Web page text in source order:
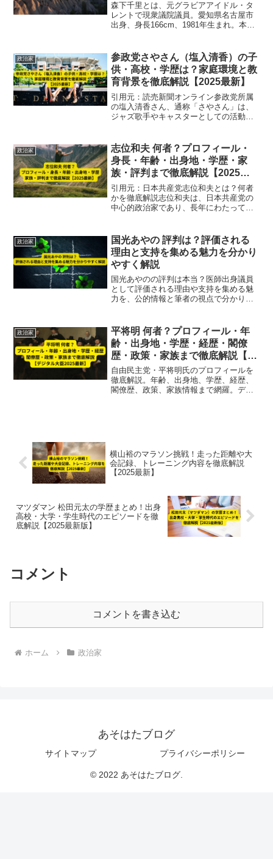
森下千里とは、元グラビアアイドル・タ
レントで現衆議院議員。愛知県名古屋市
出身、身長166cm、1981年生まれ。本名
説した【2025最新】人物ガイド。
政治家
参政党さやさん（塩入清香）の子
供・高校・学歴は？家庭環境と教
育背景を徹底解説【2025最新】
引用元：読売新聞オンライン参政党所属
の塩入清香さん、通称「さやさん」は、
ジャズ歌手やキャスターとしての活動を
校・学歴」に関する情報が特に関心を集
めています。ここでは...
政治家
志位和夫 何者？プロフィール・
身長・年齢・出身地・学歴・家
族・評判まで徹底解説【2025最
新】
引用元：日本共産党志位和夫とは？何者
かを徹底解説志位和夫は、日本共産党の
中心的政治家であり、長年にわたって党
（現・四街道市）出身。衆議院議員とし
て11期を務め、...
政治家
国光あやの 評判は？評価される
理由と支持を集める魅力を分かり
やすく解説
国光あやのの評判は本当？医師出身議員
として評価される理由や支持を集める魅
力を、公的情報と筆者の視点で分かりや
政治家
平将明 何者？プロフィール・年
齢・出身地・学歴・経歴・閣僚
歴・政策・家族まで徹底解説【デ
ジタル大臣2025最新】
自由民主党・平将明氏のプロフィールを
徹底解説。年齢、出身地、学歴、経歴、
閣僚歴、政策、家族情報まで網羅。デジ
横山裕のマラソン挑戦！走った距離や大
会記録、トレーニング内容を徹底解説
【2025最新】
マツダマン 松田元太の学歴まとめ！出身
高校・大学・学生時代のエピソードを徹
底解説【2025最新版】
コメント
コメントを書き込む
ホーム 政治家
あそはたブログ
サイトマップ プライバシーポリシー
© 2022 あそはたブログ.